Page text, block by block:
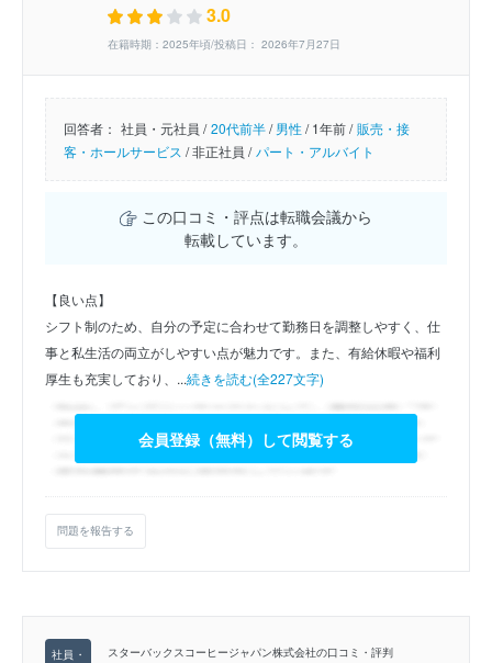
3.0
在籍時期：2025年頃/投稿日： 2026年7月27日
回答者： 社員・元社員 / 20代前半/男性/1年前 / 販売・接
客・ホールサービス /非正社員 / パート・アルバイト
この口コミ・評点は転職会議から
転載しています。
【良い点】
シフト制のため、自分の予定に合わせて勤務日を調整しやすく、仕
事と私生活の両立がしやすい点が魅力です。また、有給休暇や福利
厚生も充実しており、...続きを読む(全227文字)
会員登録（無料）して閲覧する
問題を報告する
スターバックスコーヒージャパン株式会社の口コミ・評判